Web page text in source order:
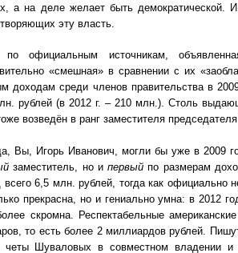
а на деле желает быть демократической.
эту власть.
официальным источникам,
«смешная» в сравнении с их
доходам среди членов правительства в
рублей (в 2012 г. – 210 млн.). Столь
возведён в ранг заместителя
Вы, Игорь Иванович, могли бы уже в 2009
заместитель, но ипервый по размерам
всего 6,5 млн. рублей, тогда как
прекрасна, но и гениально умна: в 2012
скромна. Респектабельные
то есть более 2 миллиардов рублей.
четы Шуваловых в совместном владении и